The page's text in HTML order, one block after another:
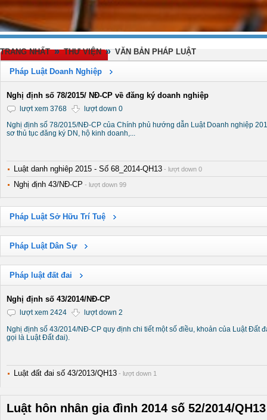
TRANG NHẤT » THƯ VIỆN » VĂN BẢN PHÁP LUẬT
Pháp Luật Doanh Nghiệp
Nghị định số 78/2015/ NĐ-CP về đăng ký doanh nghiệp
lượt xem 3768
lượt down 0
Nghị định số 78/2015/NĐ-CP của Chính phủ hướng dẫn Luật Doanh nghiệp
sơ thủ tục đăng ký DN, hộ kinh doanh,...
Luật danh nghiêp 2015 - Số 68_2014-QH13 - lượt down 0
Nghị định 43/NĐ-CP - lượt down 99
Pháp Luật Sở Hữu Trí Tuệ
Pháp Luật Dân Sự
Pháp luật đất đai
Nghị định số 43/2014/NĐ-CP
lượt xem 2424
lượt down 2
Nghị định số 43/2014/NĐ-CP quy định chi tiết một số điều, khoản của Luật Đất
gọi là Luật Đất đai).
Luật đất đai số 43/2013/QH13 - lượt down 1
Luật hôn nhân gia đình 2014 số 52/2014/QH13